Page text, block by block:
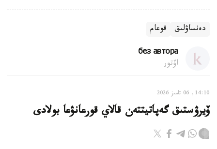
دەنساۋلىق قوعام
без автора
اۆتور
14:10, 06 تامىز 2026
ۆيرۋستىق گەپاتيتتەن قالاي قورعانۋعا بولادى